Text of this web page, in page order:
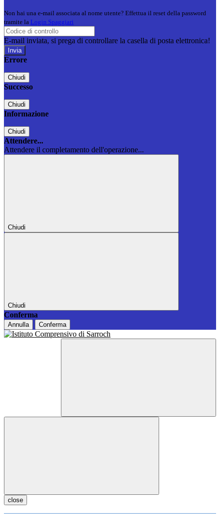
Non hai una e-mail associata al nome utente? Effettua il reset della password
tramite la Login Spaggiari
E-mail inviata, si prega di controllare la casella di posta elettronica!
Errore
Chiudi
Successo
Chiudi
Informazione
Chiudi
Attendere...
Attendere il completamento dell'operazione...
Chiudi
Chiudi
Conferma
Annulla Conferma
close